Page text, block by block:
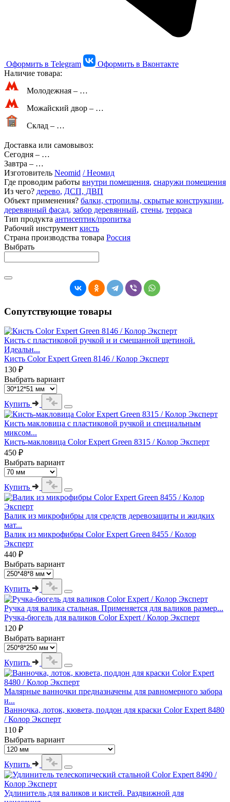
Оформить в Telegram
Оформить в Вконтакте
Наличие товара:
Молодежная – …
Можайский двор – …
Склад – …
Доставка или самовывоз:
Сегодня – …
Завтра – …
Изготовитель Neomid / Неомид
Где проводим работы внутри помещения, снаружи помещения
Из чего? дерево, ДСП, ДВП
Объект применения? балки, стропилы, скрытые конструкции,
деревянный фасад, забор деревянный, стены, терраса
Тип продукта антисептик/пропитка
Рабочий инструмент кисть
Страна производства товара Россия
Выбрать
Сопутствующие товары
Кисть с пластиковой ручкой и и смешанной щетиной.
Идеальн...
Кисть Color Expert Green 8146 / Колор Эксперт
130 ₽
Выбрать вариант
Купить
Кисть макловица с пластиковой ручкой и специальным
миксом...
Кисть-макловица Color Expert Green 8315 / Колор Эксперт
450 ₽
Выбрать вариант
Купить
Валик из микрофибры для средств деревозащиты и жидких
мат...
Валик из микрофибры Color Expert Green 8455 / Колор
Эксперт
440 ₽
Выбрать вариант
Купить
Ручка для валика стальная. Применяется для валиков размер...
Ручка-бюгель для валиков Color Expert / Колор Эксперт
120 ₽
Выбрать вариант
Купить
Малярные ванночки предназначены для равномерного забора
и...
Ванночка, лоток, кювета, поддон для краски Color Expert 8480
/ Колор Эксперт
110 ₽
Выбрать вариант
Купить
Удлинитель для валиков и кистей. Раздвижной для